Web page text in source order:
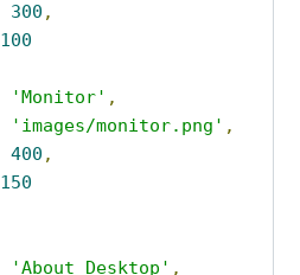
300 ,
100
'Monitor' ,
'images/monitor.png' ,
400 ,
150
'About Desktop' ,